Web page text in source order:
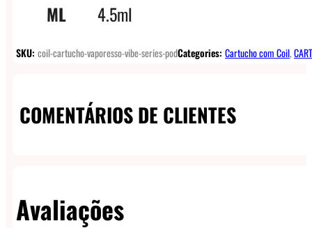
ML 4.5ml
SKU: coil-cartucho-vaporesso-vibe-series-podCategories: Cartucho com Coil,
COMENTÁRIOS DE CLIENTES
Avaliações